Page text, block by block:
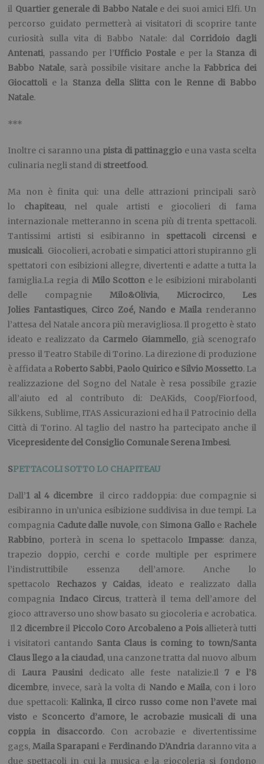
il Quartier generale di Babbo Natalee dei suoi amici Elfi. Un
percorso guidato permetterà ai visitatori di scoprire tante
curiosità sulla vita di Babbo Natale: dal Corridoio dagli
Antenati, passando per l’Ufficio Postale e per la Stanza di
Babbo Natale, sarà possibile visitare anche la Fabbrica dei
Giocattolie la Stanza della Slitta con le Renne di Babbo
Natale.
***
Inoltre ci saranno una pista di pattinaggio e una vasta scelta
culinaria negli stand di streetfood.
Ma non è finita qui: una delle attrazioni principali sarò
lo chapiteau, nel quale artisti e giocolieri di fama
internazionale metteranno in scena più di trenta spettacoli.
Tantissimi artisti si esibiranno in spettacoli circensi e
musicali. Giocolieri, acrobati e simpatici attori stupiranno gli
spettatori con esibizioni allegre, divertenti e adatte a tutta la
famiglia.La regia di Milo Scotton e le esibizioni mirabolanti
delle compagnie Milo&Olivia, Microcirco, Les
Jolies Fantastiques, Circo Zoé, Nando e Mailarenderanno
l’attesa del Natale ancora più meravigliosa. Il progetto è stato
ideato e realizzato da Carmelo Giammello, già scenografo
presso il Teatro Stabile di Torino. La direzione di produzione
è affidata a Roberto Sabbi, Paolo Quirico e Silvio Mossetto. La
realizzazione del Sogno del Natale è resa possibile grazie
all’aiuto ed al contributo di: DeAKids, Coop/Fiorfood,
Sikkens, Sublime, ITAS Assicurazioni ed ha il Patrocinio della
Città di Torino. Al taglio del nastro ha partecipato anche il
Vicepresidente del Consiglio Comunale Serena Imbesi.
SPETTACOLI SOTTO LO CHAPITEAU
Dall’1 al 4 dicembre il circo raddoppia: due compagnie si
esibiranno in un’unica esibizione suddivisa in due tempi. La
compagnia Cadute dalle nuvole, con Simona Galloe Rachele
Rabbino, porterà in scena lo spettacolo Impasse: danza,
trapezio doppio, cerchi e corde multiple per esprimere
l’indistruttibile essenza dell’amore. Anche lo
spettacolo Rechazos y Caidas, ideato e realizzato dalla
compagnia Indaco Circus, tratterà il tema dell’amore del
gioco attraverso uno show basato su giocoleria e acrobatica.
Il2 dicembreil Piccolo Coro Arcobaleno a Poisallieterà tutti
i visitatori cantando Santa Claus is coming to town/Santa
Claus llego a la ciaudad, una canzone tratta dal nuovo album
di Laura Pausinidedicato alle feste natalizie.Il 7 e l’8
dicembre, invece, sarà la volta di Nando e Maila, con i loro
due spettacoli: Kalinka, Il circo russo come non l’avete mai
visto e Sconcerto d’amore, le acrobazie musicali di una
coppia in disaccordo. Con acrobazie e divertentissime
gags, Maila Sparapanie Ferdinando D’Andria daranno vita a
due spettacoli in cui la musica e la giocoleria si fondono